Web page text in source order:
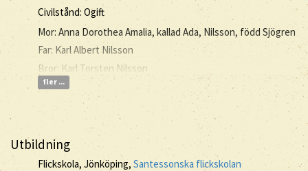
Civilstånd: Ogift
Mor: Anna Dorothea Amalia, kallad Ada, Nilsson, född Sjögren
Far: Karl Albert Nilsson
Bror: Karl Torsten Nilsson
fler ...
Utbildning
Flickskola, Jönköping, Santessonska flickskolan